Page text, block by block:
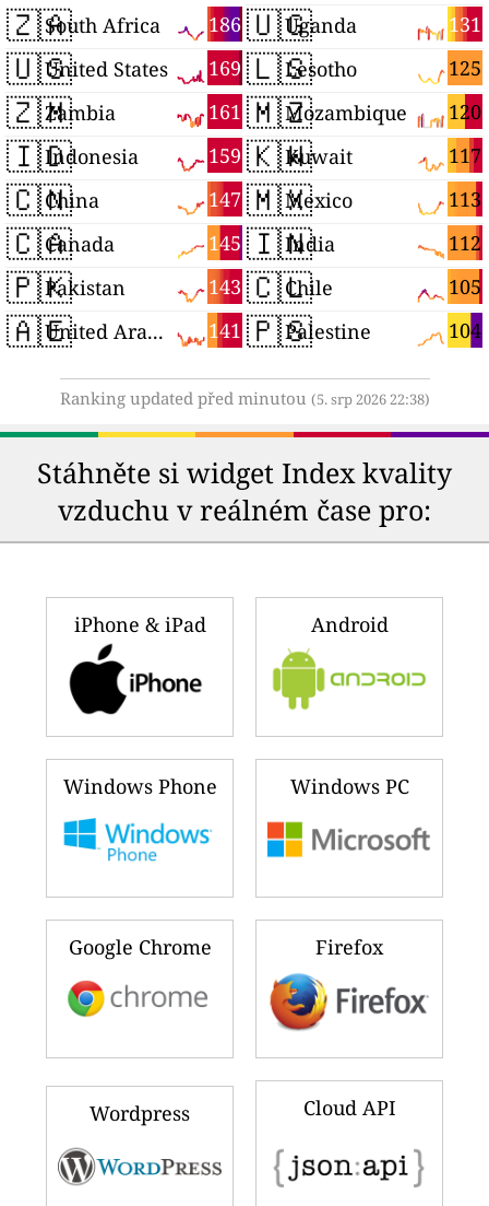
🇿🇦 186
South Africa
🇺🇸 169
United States
🇿🇲 161
Zambia
🇮🇩 159
Indonesia
🇨🇳 147
China
🇨🇦 145
Canada
🇵🇰 143
Pakistan
🇦🇪 141
United Arab Emirates
🇺🇬 131
Uganda
🇱🇸 125
Lesotho
🇲🇿 120
Mozambique
🇰🇼 117
Kuwait
🇲🇽 113
Mexico
🇮🇳 112
India
🇨🇱 105
Chile
🇵🇸 104
Palestine
Ranking updated před minutou (5. srp 2026 22:38)
Stáhněte si widget Index kvality
vzduchu v reálném čase pro:
iPhone & iPad Android
Windows Phone Windows PC
Google Chrome Firefox
Wordpress Cloud API